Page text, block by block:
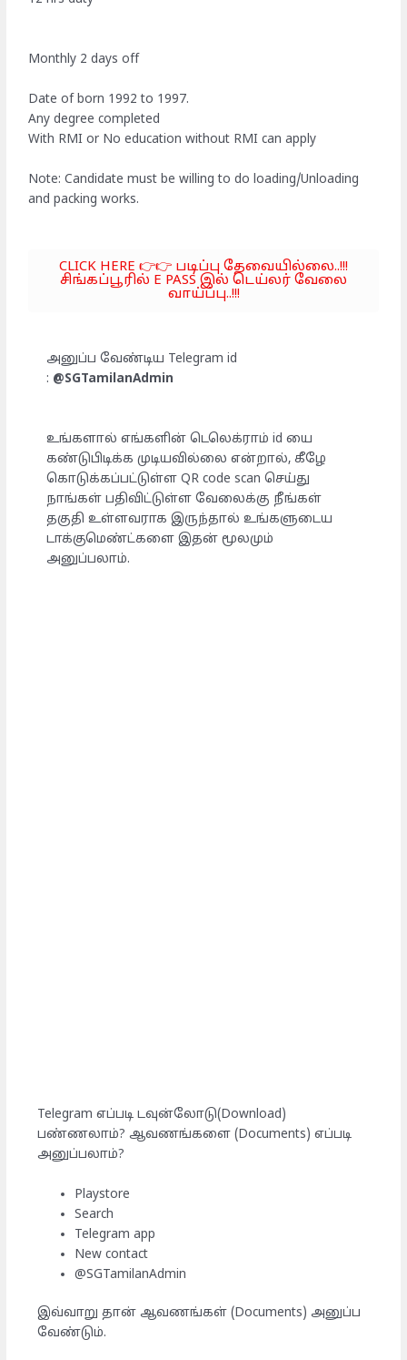
Monthly 2 days off
Date of born 1992 to 1997.
Any degree completed
With RMI or No education without RMI can apply
Note: Candidate must be willing to do loading/Unloading
and packing works.
CLICK HERE 👉👉 படிப்பு தேவையில்லை..!!!
சிங்கப்பூரில் E PASS இல் டெய்லர் வேலை
வாய்ப்பு..!!!
அனுப்ப வேண்டிய Telegram id
: @SGTamilanAdmin
உங்களால் எங்களின் டெலெக்ராம் id யை
கண்டுபிடிக்க முடியவில்லை என்றால், கீழே
கொடுக்கப்பட்டுள்ள QR code scan செய்து
நாங்கள் பதிவிட்டுள்ள வேலைக்கு நீங்கள்
தகுதி உள்ளவராக இருந்தால் உங்களுடைய
டாக்குமெண்ட்களை இதன் மூலமும்
அனுப்பலாம்.
Telegram எப்படி டவுன்லோடு(Download)
பண்ணலாம்? ஆவணங்களை (Documents) எப்படி
அனுப்பலாம்?
Playstore
Search
Telegram app
New contact
@SGTamilanAdmin
இவ்வாறு தான் ஆவணங்கள் (Documents) அனுப்ப
வேண்டும்.